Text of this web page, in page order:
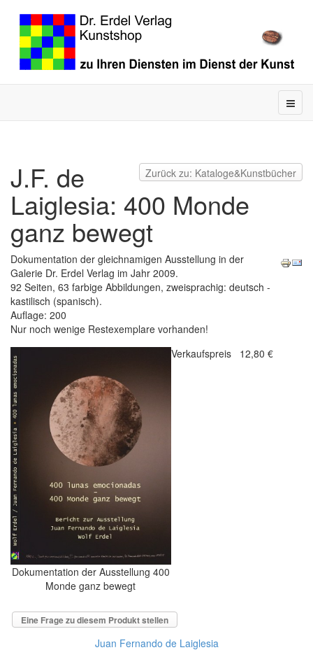
Zurück zu: Kataloge&Kunstbücher
J.F. de
Laiglesia: 400 Monde
ganz bewegt
Dokumentation der gleichnamigen Ausstellung in der
Galerie Dr. Erdel Verlag im Jahr 2009.
92 Seiten, 63 farbige Abbildungen, zweisprachig: deutsch -
kastilisch (spanisch).
Auflage: 200
Nur noch wenige Restexemplare vorhanden!
Dokumentation der Ausstellung 400
Monde ganz bewegt
Verkaufspreis 12,80 €
Eine Frage zu diesem Produkt stellen
Juan Fernando de Laiglesia